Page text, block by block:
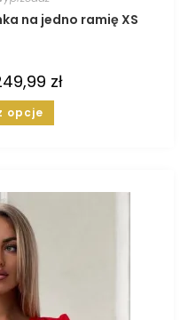
na jedno ramię XS
zł
opcje